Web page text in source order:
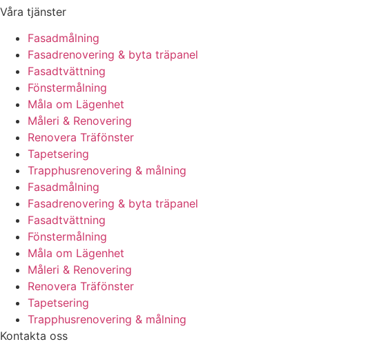
Våra tjänster
Fasadmålning
Fasadrenovering & byta träpanel
Fasadtvättning
Fönstermålning
Måla om Lägenhet
Måleri & Renovering
Renovera Träfönster
Tapetsering
Trapphusrenovering & målning
Fasadmålning
Fasadrenovering & byta träpanel
Fasadtvättning
Fönstermålning
Måla om Lägenhet
Måleri & Renovering
Renovera Träfönster
Tapetsering
Trapphusrenovering & målning
Kontakta oss